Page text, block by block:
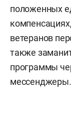
положенных
ветеранов
также
программы
мессенджеры.